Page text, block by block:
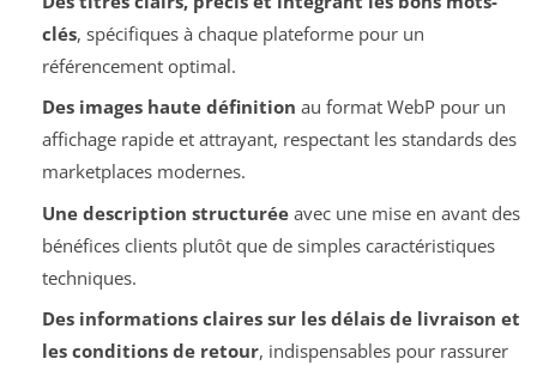
clés, spécifiques à chaque plateforme pour un
référencement optimal.
Des images haute définition au format WebP pour un
affichage rapide et attrayant, respectant les standards des
marketplaces modernes.
Une description structuréeavec une mise en avant des
bénéfices clients plutôt que de simples caractéristiques
techniques.
Des informations claires sur les délais de livraison et
les conditions de retour, indispensables pour rassurer